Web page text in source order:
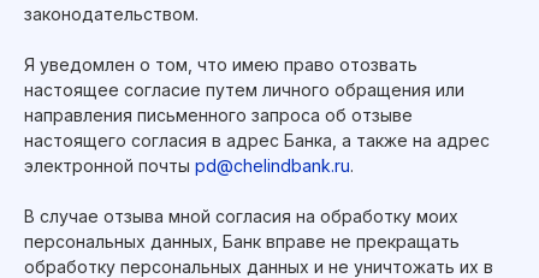
законодательством.
Я уведомлен о том, что имею право отозвать
настоящее согласие путем личного обращения или
направления письменного запроса об отзыве
настоящего согласия в адрес Банка, а также на адрес
электронной почты pd@chelindbank.ru.
В случае отзыва мной согласия на обработку моих
персональных данных, Банк вправе не прекращать
обработку персональных данных и не уничтожать их в